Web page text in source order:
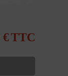
€TTC